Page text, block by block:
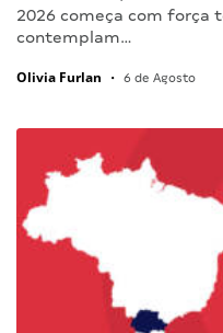
2026 começa com força
contemplam…
Olivia Furlan • 6 de Agosto